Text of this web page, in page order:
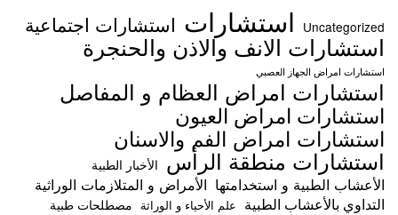
Uncategorized استشارات استشارات اجتماعية
استشارات الانف والاذن والحنجرة
استشارات امراض الجهاز العصبي
استشارات امراض العظام و المفاصل
استشارات امراض العيون
استشارات امراض الفم والاسنان
استشارات منطقة الرأس الأخبار الطبية
الأعشاب الطبية و استخدامتها الأمراض و المتلازمات الوراثية
التداوي بالأعشاب الطبية علم الأحياء و الوراثة مصطلحات طبية